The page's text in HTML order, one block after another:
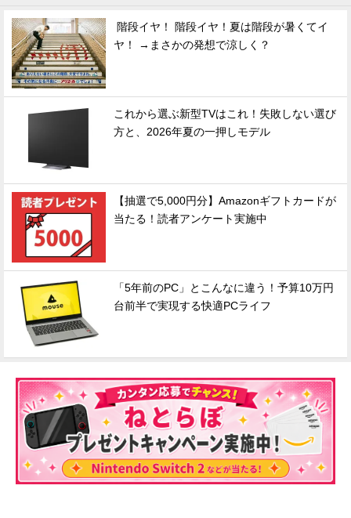
階段イヤ！ 階段イヤ！夏は階段が暑くてイ
ヤ！ →まさかの発想で涼しく？
これから選ぶ新型TVはこれ！失敗しない選び
方と、2026年夏の一押しモデル
【抽選で5,000円分】Amazonギフトカードが
当たる！読者アンケート実施中
「5年前のPC」とこんなに違う！予算10万円
台前半で実現する快適PCライフ